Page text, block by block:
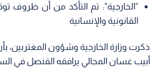
"الخارجية": تم التأكد من أن ظروف
القانونية والإنسانية
ذكرت وزارة الخارجية وشؤون المغتربين،
أبيب غسان المجالي يرافقه القنصل في